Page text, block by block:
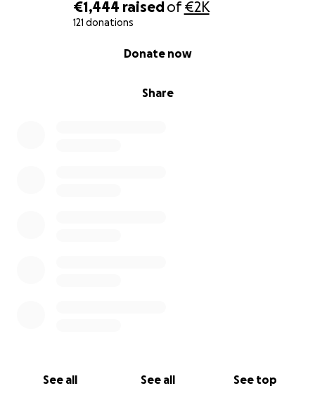
€1,444 raisedof€2K
121 donations
Share
Donate now
See all See all See top